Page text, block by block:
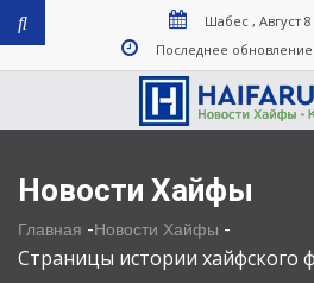
Шабес , Август 8
Последнее
Новости Хайфы
Главная -Новости Хайфы -
Страницы истории хайфского